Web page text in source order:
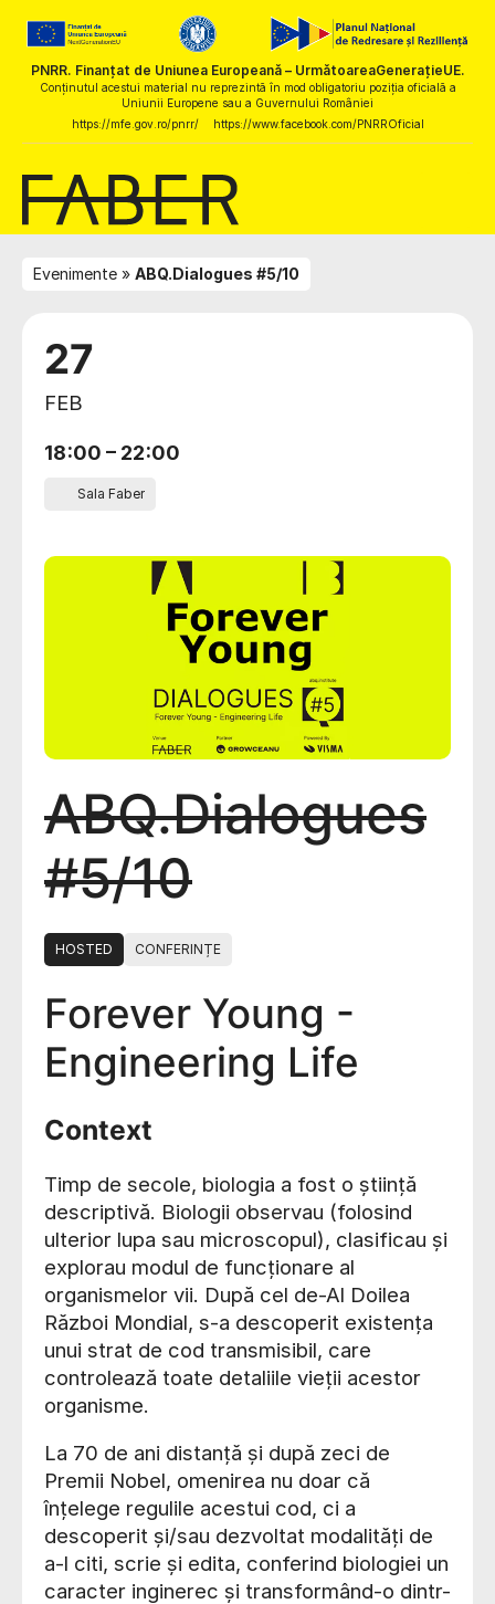
PNRR. Finanțat de Uniunea Europeană – UrmătoareaGenerațieUE.
Conținutul acestui material nu reprezintă în mod obligatoriu poziția oficială a
Uniunii Europene sau a Guvernului României
https://mfe.gov.ro/pnrr/
https://www.facebook.com/PNRROficial
Evenimente ABQ.Dialogues #5/10
27
FEB
18:00 – 22:00
Sala Faber
ABQ.Dialogues
#5/10
HOSTED CONFERINȚE
Forever Young -
Engineering Life
Context
Timp de secole, biologia a fost o știință
descriptivă. Biologii observau (folosind
ulterior lupa sau microscopul), clasificau și
explorau modul de funcționare al
organismelor vii. După cel de-Al Doilea
Război Mondial, s-a descoperit existența
unui strat de cod transmisibil, care
controlează toate detaliile vieții acestor
organisme.
La 70 de ani distanță și după zeci de
Premii Nobel, omenirea nu doar că
înțelege regulile acestui cod, ci a
descoperit și/sau dezvoltat modalități de
a-l citi, scrie și edita, conferind biologiei un
caracter inginerec și transformând-o dintr-